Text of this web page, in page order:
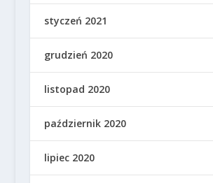
styczeń 2021
grudzień 2020
listopad 2020
październik 2020
lipiec 2020